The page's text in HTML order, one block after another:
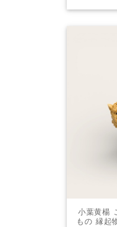
小葉黄楊
もの 縁起